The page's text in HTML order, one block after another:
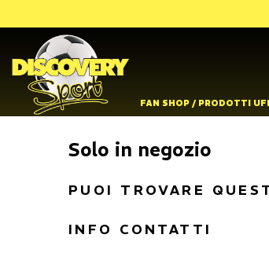
FAN SHOP / PRODOTTI
Solo in negozio
PUOI TROVARE
INFO CONTATTI